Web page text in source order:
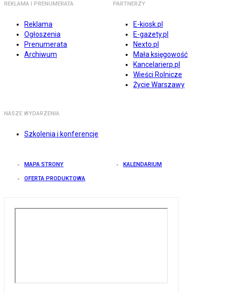
REKLAMA I PRENUMERATA
Reklama
Ogłoszenia
Prenumerata
Archiwum
PARTNERZY
E-kiosk.pl
E-gazety.pl
Nexto.pl
Mała księgowość
Kancelarierp.pl
Wieści Rolnicze
Życie Warszawy
NASZE WYDARZENIA
Szkolenia i konferencje
MAPA STRONY KALENDARIUM
OFERTA PRODUKTOWA